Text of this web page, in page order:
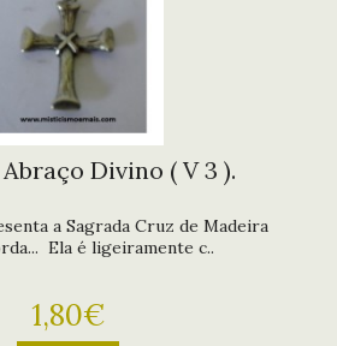
Divino ( V 3 ).
a Sagrada Cruz de Madeira
Ela é ligeiramente c..
1,80€